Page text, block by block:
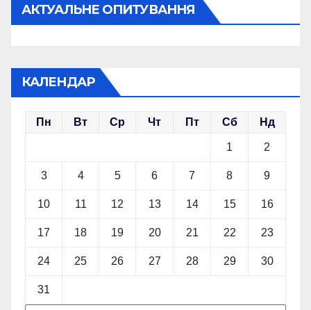
АКТУАЛЬНЕ ОПИТУВАННЯ
КАЛЕНДАР
Пн Вт Ср Чт Пт Сб Нд
1 2
3 4 5 6 7 8 9
10 11 12 13 14 15 16
17 18 19 20 21 22 23
24 25 26 27 28 29 30
31